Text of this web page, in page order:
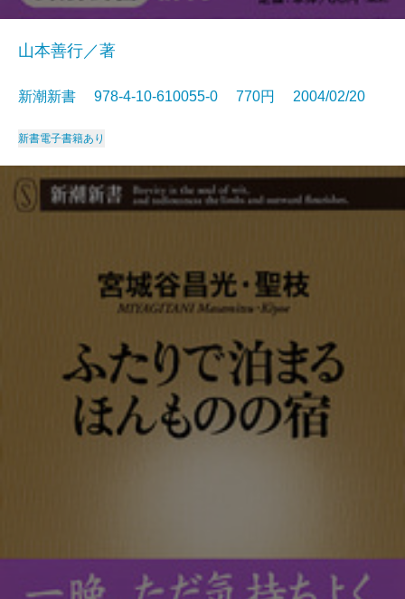
山本善行／著
新潮新書 978-4-10-610055-0 770円 2004/02/20
新書電子書籍あり